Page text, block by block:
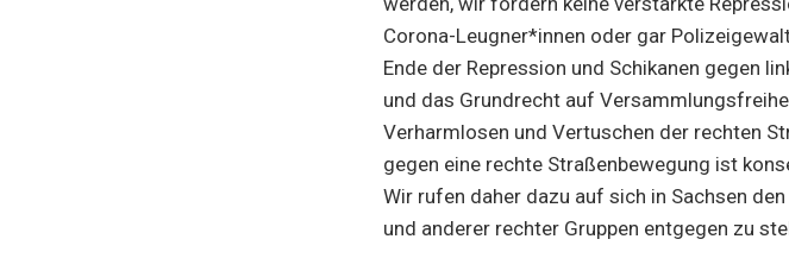
Corona-Leugner*innen oder gar
Ende der Repression und Schikanen gegen
und das Grundrecht auf
Verharmlosen und Vertuschen der rechten
gegen eine rechte Straßenbewegung ist
Wir rufen daher dazu auf sich in Sachsen
und anderer rechter Gruppen entgegen zu